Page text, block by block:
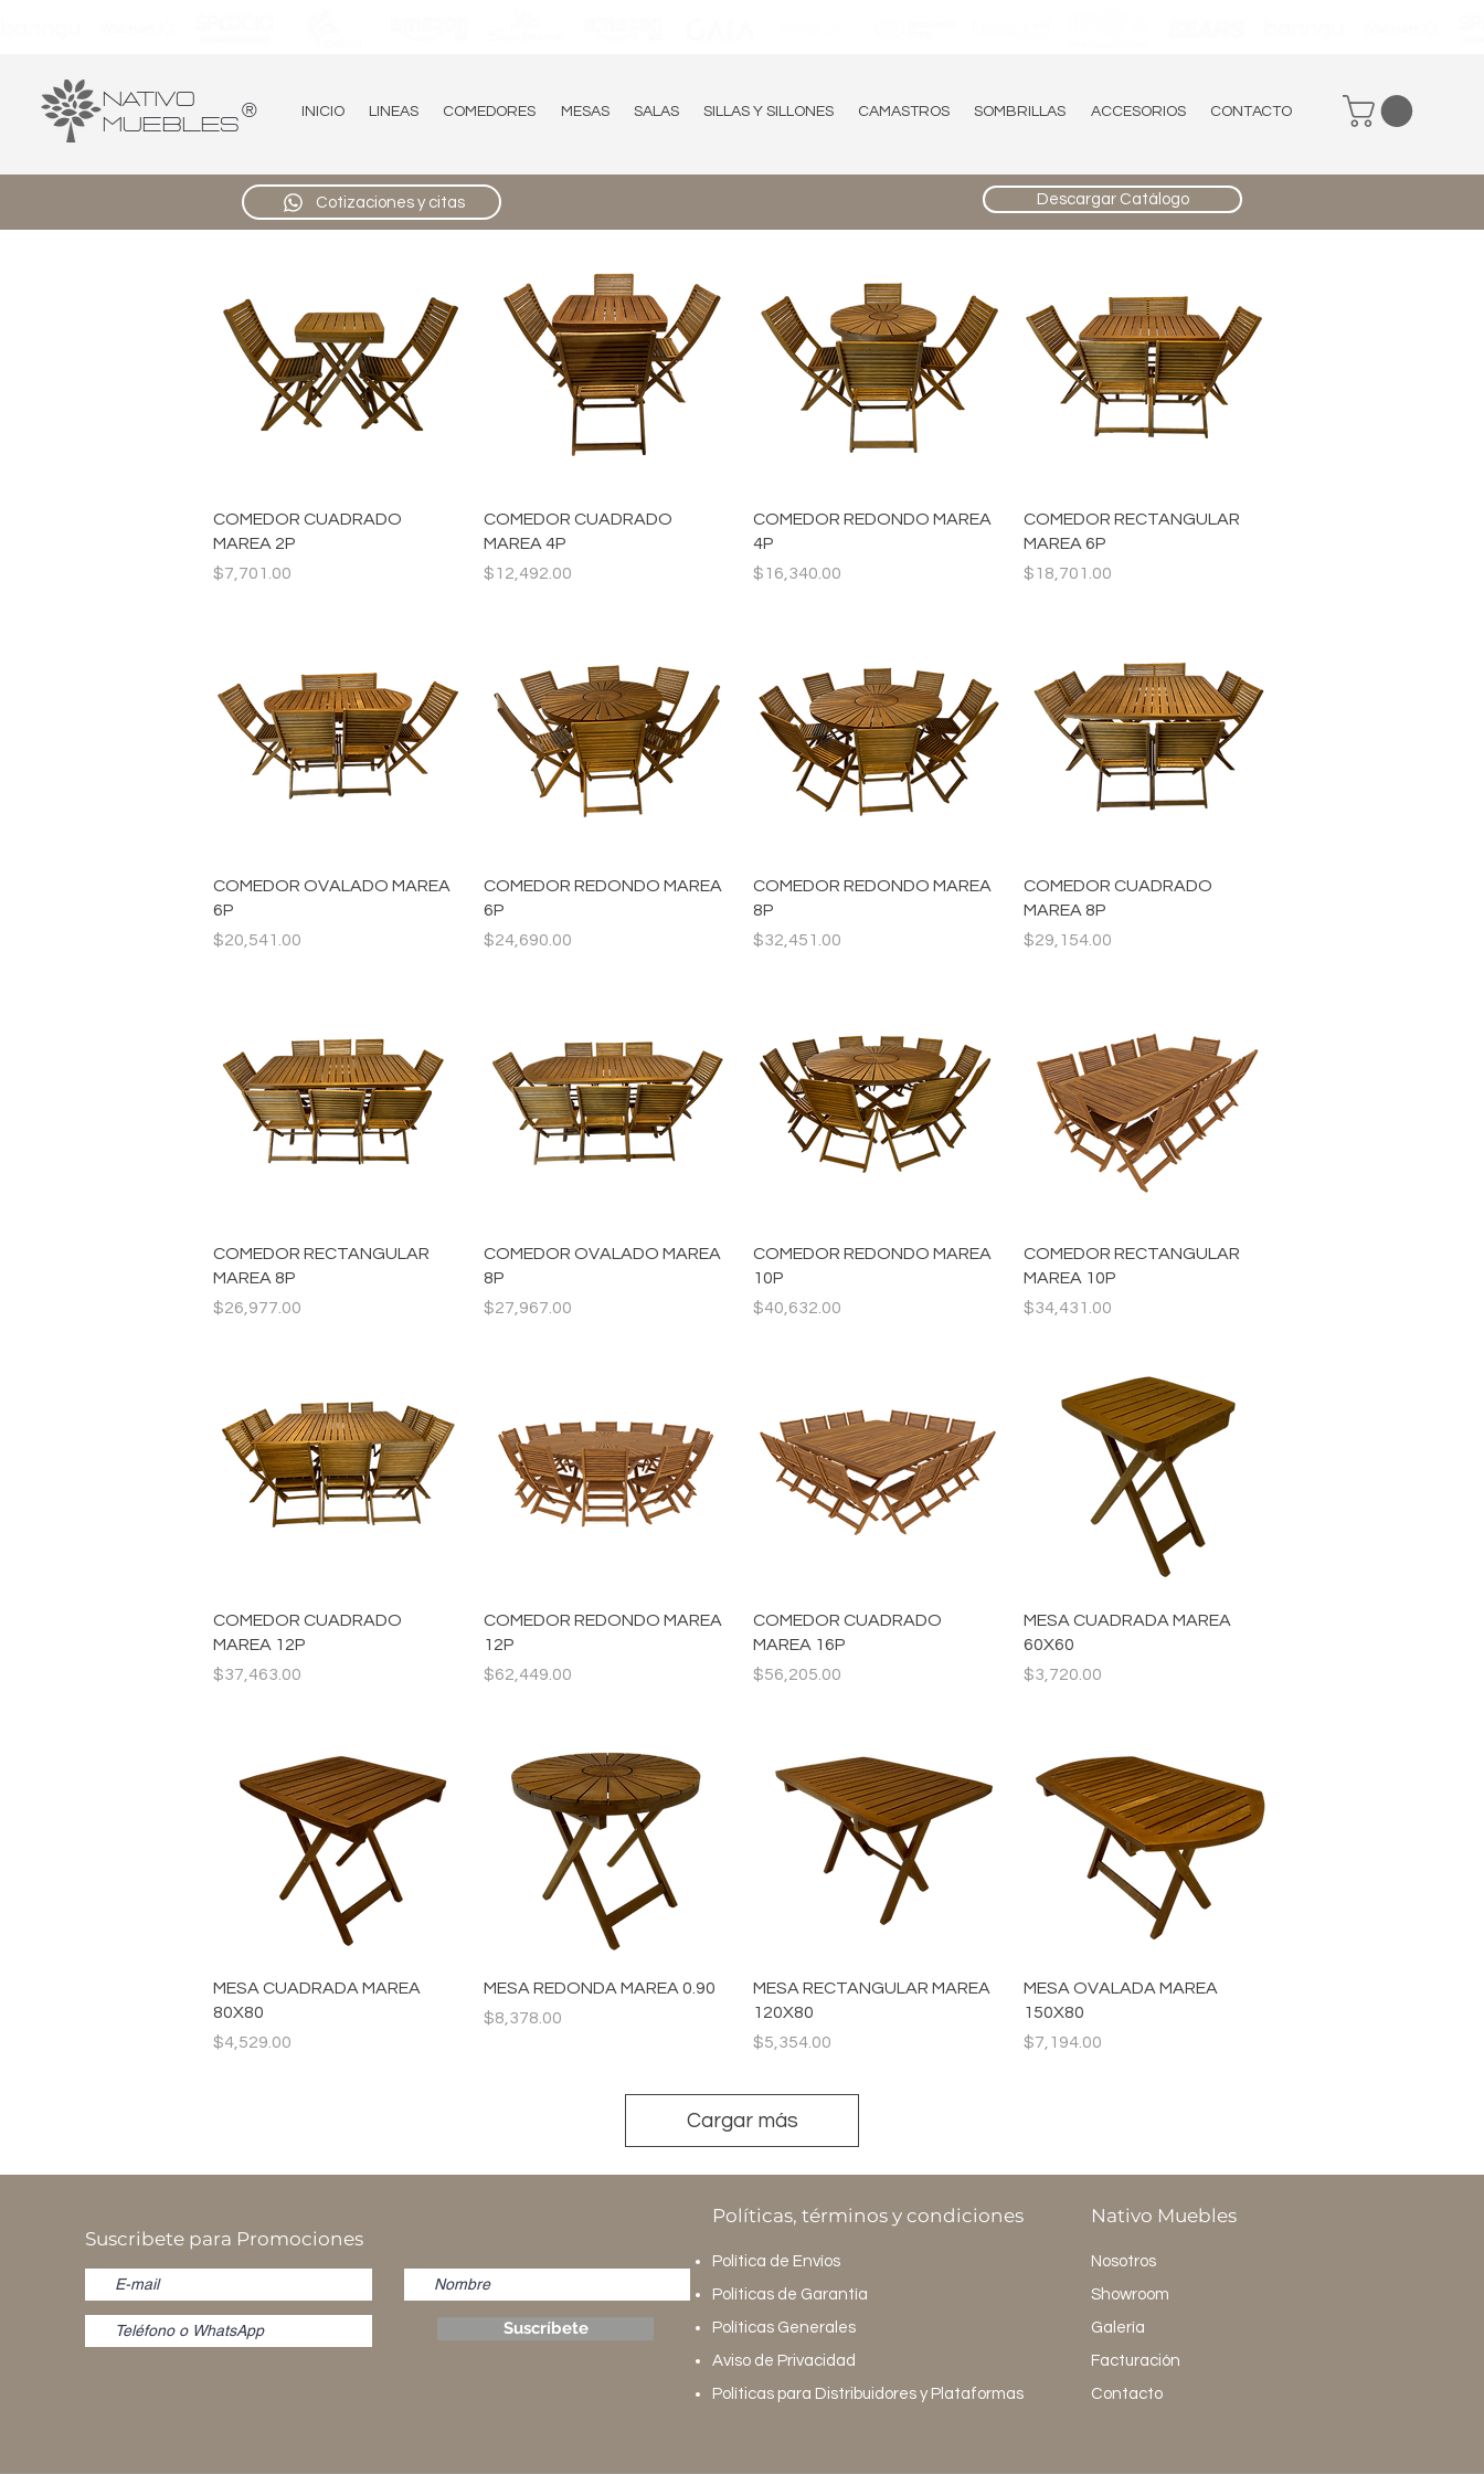
Nativo
Muebles
® INICIO LINEAS COMEDORES MESAS SALAS SILLAS Y SILLONES CAMASTROS SOMBRILLAS ACCESORIOS CONTACTO
Cotizaciones y citas Descargar Catálogo
Vista rápida
COMEDOR CUADRADO
MAREA 2P
Precio
$7,701.00
Vista rápida
COMEDOR CUADRADO
MAREA 4P
Precio
$12,492.00
Vista rápida
COMEDOR REDONDO MAREA
4P
Precio
$16,340.00
Vista rápida
COMEDOR RECTANGULAR
MAREA 6P
Precio
$18,701.00
Vista rápida
COMEDOR OVALADO MAREA
6P
Precio
$20,541.00
Vista rápida
COMEDOR REDONDO MAREA
6P
Precio
$24,690.00
Vista rápida
COMEDOR REDONDO MAREA
8P
Precio
$32,451.00
Vista rápida
COMEDOR CUADRADO
MAREA 8P
Precio
$29,154.00
Vista rápida
COMEDOR RECTANGULAR
MAREA 8P
Precio
$26,977.00
Vista rápida
COMEDOR OVALADO MAREA
8P
Precio
$27,967.00
Vista rápida
COMEDOR REDONDO MAREA
10P
Precio
$40,632.00
Vista rápida
COMEDOR RECTANGULAR
MAREA 10P
Precio
$34,431.00
Vista rápida
COMEDOR CUADRADO
MAREA 12P
Precio
$37,463.00
Vista rápida
COMEDOR REDONDO MAREA
12P
Precio
$62,449.00
Vista rápida
COMEDOR CUADRADO
MAREA 16P
Precio
$56,205.00
Vista rápida
MESA CUADRADA MAREA
60X60
Precio
$3,720.00
Vista rápida
MESA CUADRADA MAREA
80X80
Precio
$4,529.00
Vista rápida
MESA REDONDA MAREA 0.90
Precio
$8,378.00
Vista rápida
MESA RECTANGULAR MAREA
120X80
Precio
$5,354.00
Vista rápida
MESA OVALADA MAREA
150X80
Precio
$7,194.00
Cargar más
Suscribete para Promociones
Suscríbete
Políticas, términos y condiciones Nativo Muebles
Nosotros
Showroom
Galería
Facturación
Contacto
Política de Envíos
Políticas de Garantía
Políticas Generales
Aviso de Privacidad
Políticas para Distribuidores y Plataformas